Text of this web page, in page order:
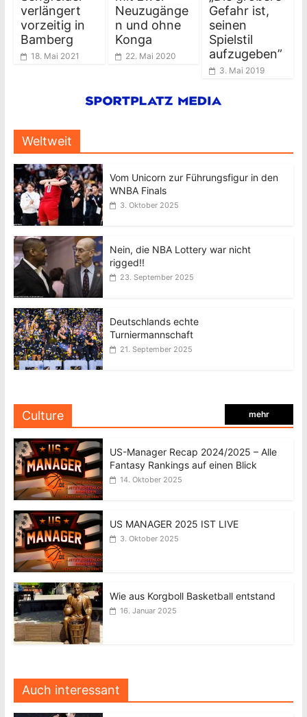
verlängert
vorzeitig in
Bamberg
18. Mai 2021
Neuzugänge
n und ohne
Konga
22. Mai 2020
Gefahr ist,
seinen
Spielstil
aufzugeben”
3. Mai 2019
Weltweit
Vom Unicorn zur Führungsfigur in den
WNBA Finals
3. Oktober 2025
Nein, die NBA Lottery war nicht
rigged!!
23. September 2025
Deutschlands echte
Turniermannschaft
21. September 2025
Culture mehr
US-Manager Recap 2024/2025 – Alle
Fantasy Rankings auf einen Blick
14. Oktober 2025
US MANAGER 2025 IST LIVE
3. Oktober 2025
Wie aus Korgboll Basketball entstand
16. Januar 2025
Auch interessant